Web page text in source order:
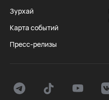
Зурхай
Карта событий
Пресс-релизы